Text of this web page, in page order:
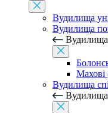
Вудилища
Вудилища
Вудилища
Махові
Вудилища
Вудилища